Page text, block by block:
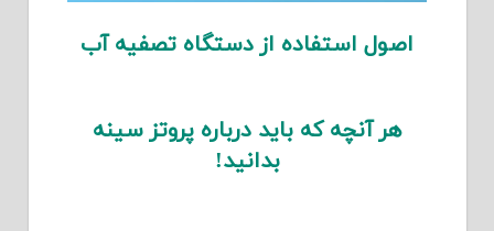
اصول استفاده از دستگاه تصفیه آب
هر آنچه که باید درباره پروتز سینه
بدانید!